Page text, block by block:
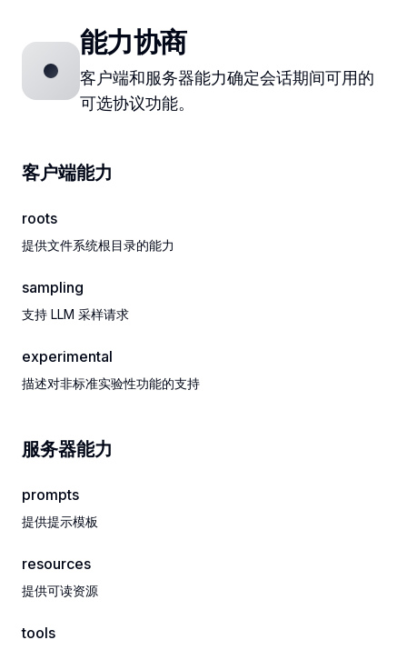
能力协商
客户端和服务器能力确定会话期间可用的
可选协议功能。
客户端能力
roots
提供文件系统根目录的能力
sampling
支持 LLM 采样请求
experimental
描述对非标准实验性功能的支持
服务器能力
prompts
提供提示模板
resources
提供可读资源
tools